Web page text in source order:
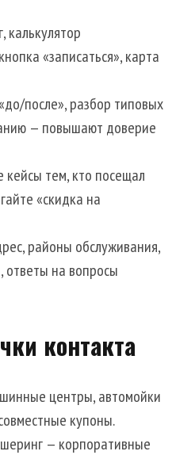
калькулятор
«записаться», карта
после», разбор типовых
— повышают доверие
кейсы тем, кто посещал
«скидка на
районы обслуживания,
ответы на вопросы
контакта
центры, автомойки
купоны.
— корпоративные